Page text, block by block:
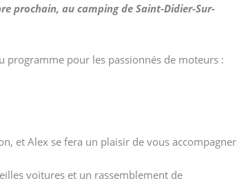
prochain, au camping de Saint-Didier-Sur-
programme pour les passionnés de moteurs :
et Alex se fera un plaisir de vous accompagner
voitures et un rassemblement de